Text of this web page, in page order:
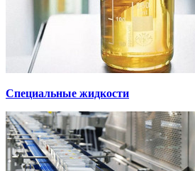
Специальные жидкости